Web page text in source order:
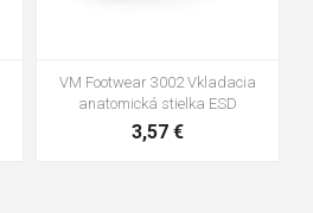
Vložka Bennon ABSORBA XTR
ESD
4,16 €